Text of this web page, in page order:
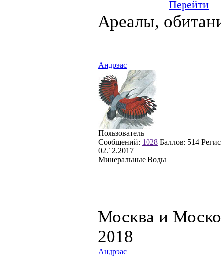
Перейти
Ареалы,
Андрэас
Пользователь
Сообщений: 1028 Баллов: 514
02.12.2017
Минеральные Воды
Москва и
2018
Андрэас